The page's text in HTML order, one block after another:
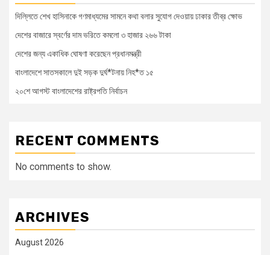
দিল্লিতে শেখ হাসিনাকে গণমাধ্যমের সামনে কথা বলার সুযোগ দেওয়ায় ঢাকার তীব্র ক্ষোভ
দেশের বাজারে স্বর্ণের দাম ভরিতে কমলো ৩ হাজার ২৬৬ টাকা
দেশের জন্য একাধিক ঘোষণা করেছেন প্রধানমন্ত্রী
বাংলাদেশে সাতসকালে দুই সড়ক দুর্ঘ*টনায় নিহ*ত ১৫
২০শে আগস্ট বাংলাদেশের রাষ্ট্রপতি নির্বাচন
RECENT COMMENTS
No comments to show.
ARCHIVES
August 2026